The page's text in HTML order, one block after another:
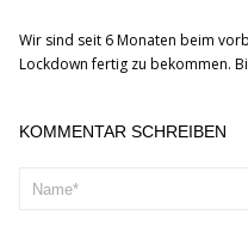
Wir sind seit 6 Monaten beim
Lockdown fertig zu bekommen.
KOMMENTAR SCHREIBEN